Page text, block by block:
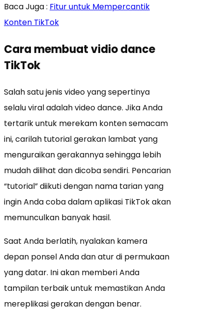
Baca Juga : Fitur untuk Mempercantik
Konten TikTok
Cara membuat vidio dance
TikTok
Salah satu jenis video yang sepertinya
selalu viral adalah video dance. Jika Anda
tertarik untuk merekam konten semacam
ini, carilah tutorial gerakan lambat yang
menguraikan gerakannya sehingga lebih
mudah dilihat dan dicoba sendiri. Pencarian
“tutorial” diikuti dengan nama tarian yang
ingin Anda coba dalam aplikasi TikTok akan
memunculkan banyak hasil.
Saat Anda berlatih, nyalakan kamera
depan ponsel Anda dan atur di permukaan
yang datar. Ini akan memberi Anda
tampilan terbaik untuk memastikan Anda
mereplikasi gerakan dengan benar.